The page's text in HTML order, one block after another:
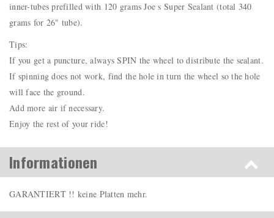
inner-tubes prefilled with 120 grams Joe s Super Sealant (total 340
grams for 26" tube).
Tips:
If you get a puncture, always SPIN the wheel to distribute the sealant.
If spinning does not work, find the hole in turn the wheel so the hole
will face the ground.
Add more air if necessary.
Enjoy the rest of your ride!
Informationen
GARANTIERT !! keine Platten mehr.